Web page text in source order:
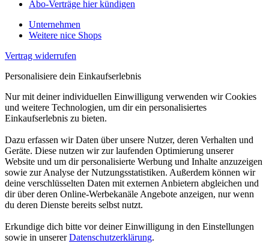
Abo-Verträge hier kündigen
Unternehmen
Weitere nice Shops
Vertrag widerrufen
Personalisiere dein Einkaufserlebnis
Nur mit deiner individuellen Einwilligung verwenden wir Cookies
und weitere Technologien, um dir ein personalisiertes
Einkaufserlebnis zu bieten.
Dazu erfassen wir Daten über unsere Nutzer, deren Verhalten und
Geräte. Diese nutzen wir zur laufenden Optimierung unserer
Website und um dir personalisierte Werbung und Inhalte anzuzeigen
sowie zur Analyse der Nutzungsstatistiken. Außerdem können wir
deine verschlüsselten Daten mit externen Anbietern abgleichen und
dir über deren Online-Werbekanäle Angebote anzeigen, nur wenn
du deren Dienste bereits selbst nutzt.
Erkundige dich bitte vor deiner Einwilligung in den Einstellungen
sowie in unsererDatenschutzerklärung.